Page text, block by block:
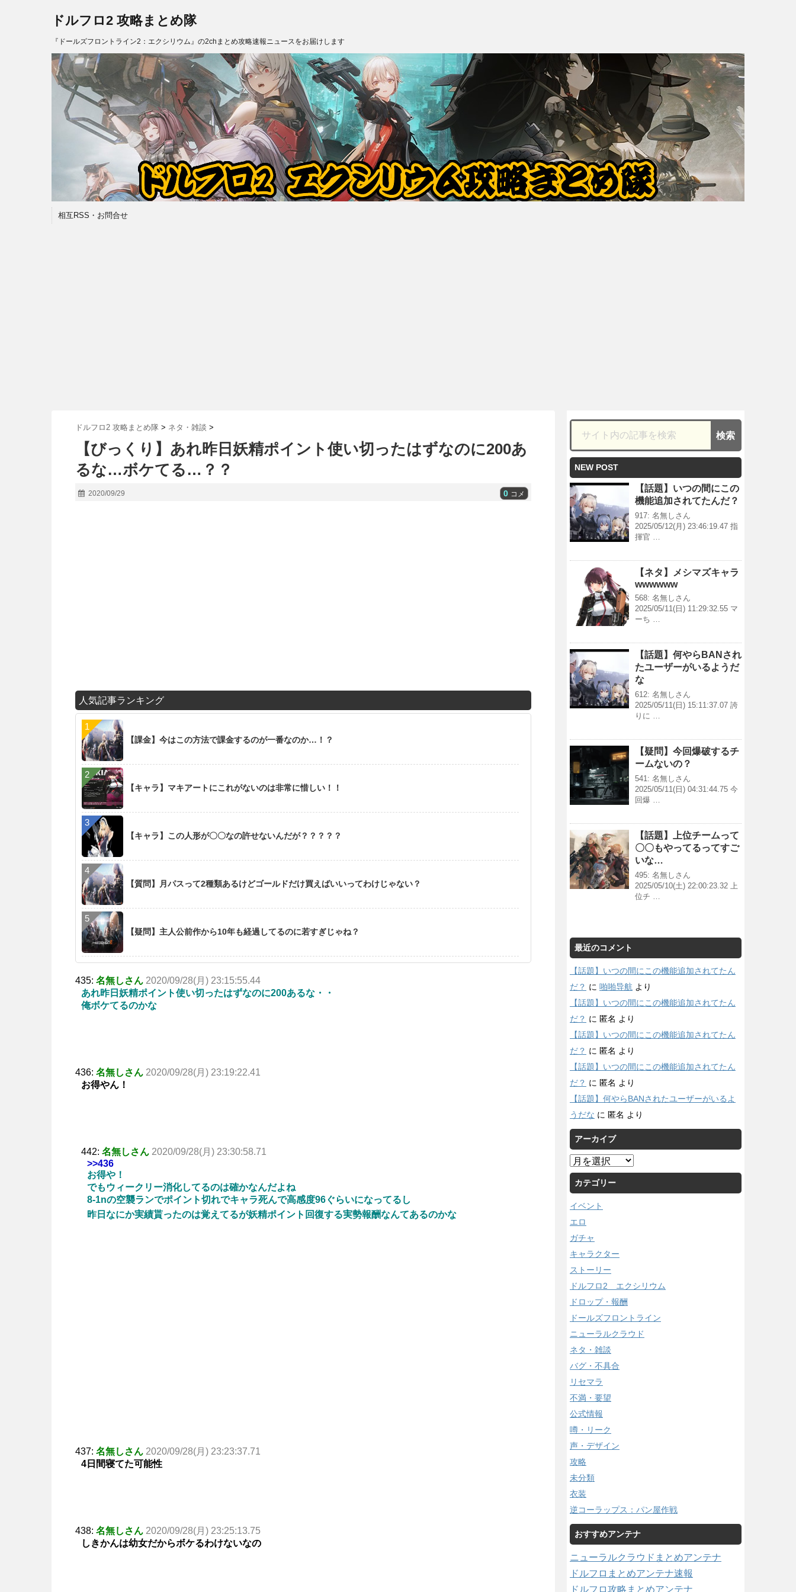
ドルフロ2 攻略まとめ隊
『ドールズフロントライン2：エクシリウム』の2chまとめ攻略速報ニュースをお届けします
相互RSS・お問合せ
ドルフロ2 攻略まとめ隊 > ネタ・雑談 >
【びっくり】あれ昨日妖精ポイント使い切ったはずなのに200あ
るな…ボケてる…？？
2020/09/29 0 コメ
人気記事ランキング
【課金】今はこの方法で課金するのが一番なのか…！？
【キャラ】マキアートにこれがないのは非常に惜しい！！
【キャラ】この人形が〇〇なの許せないんだが？？？？？
【質問】月パスって2種類あるけどゴールドだけ買えばいいってわけじゃない？
【疑問】主人公前作から10年も経過してるのに若すぎじゃね？
435: 名無しさん 2020/09/28(月) 23:15:55.44
あれ昨日妖精ポイント使い切ったはずなのに200あるな・・
俺ボケてるのかな
436: 名無しさん 2020/09/28(月) 23:19:22.41
お得やん！
442: 名無しさん 2020/09/28(月) 23:30:58.71
>>436
お得や！
でもウィークリー消化してるのは確かなんだよね
8-1nの空襲ランでポイント切れでキャラ死んで高感度96ぐらいになってるし
昨日なにか実績貰ったのは覚えてるが妖精ポイント回復する実勢報酬なんてあるのかな
437: 名無しさん 2020/09/28(月) 23:23:37.71
4日間寝てた可能性
438: 名無しさん 2020/09/28(月) 23:25:13.75
しきかんは幼女だからボケるわけないなの
NEW POST
【話題】いつの間にこの
機能追加されてたんだ？
917: 名無しさん
2025/05/12(月) 23:46:19.47 指
揮官 …
【ネタ】メシマズキャラ
wwwwww
568: 名無しさん
2025/05/11(日) 11:29:32.55 マ
ーち …
【話題】何やらBANされ
たユーザーがいるようだ
な
612: 名無しさん
2025/05/11(日) 15:11:37.07 誇
りに …
【疑問】今回爆破するチ
ームないの？
541: 名無しさん
2025/05/11(日) 04:31:44.75 今
回爆 …
【話題】上位チームって
〇〇もやってるってすご
いな…
495: 名無しさん
2025/05/10(土) 22:00:23.32 上
位チ …
最近のコメント
【話題】いつの間にこの機能追加されてたん
だ？ に 啪啪导航 より
【話題】いつの間にこの機能追加されてたん
だ？ に 匿名 より
【話題】いつの間にこの機能追加されてたん
だ？ に 匿名 より
【話題】いつの間にこの機能追加されてたん
だ？ に 匿名 より
【話題】何やらBANされたユーザーがいるよ
うだな に 匿名 より
アーカイブ
ア
ー
カ
イ
ブ
カテゴリー
イベント
エロ
ガチャ
キャラクター
ストーリー
ドルフロ2 エクシリウム
ドロップ・報酬
ドールズフロントライン
ニューラルクラウド
ネタ・雑談
バグ・不具合
リセマラ
不満・要望
公式情報
噂・リーク
声・デザイン
攻略
未分類
衣装
逆コーラップス：パン屋作戦
おすすめアンテナ
ニューラルクラウドまとめアンテナ
ドルフロまとめアンテナ速報
ドルフロ攻略まとめアンテナ